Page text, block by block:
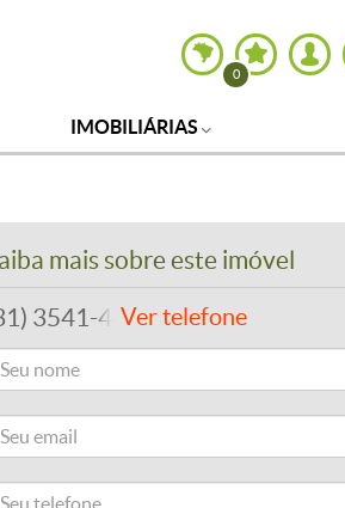
0
IMOBILIÁRIAS
mais sobre este imóvel
3541-4492Ver telefone